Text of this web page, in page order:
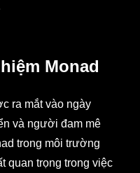
Monad
ra mắt vào ngày
và người đam mê
trong môi trường
quan trọng trong việc